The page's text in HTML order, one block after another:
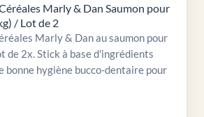
Marly & Dan Saumon pour
/ Lot de 2
Marly & Dan au saumon pour
de 2x. Stick à base d'ingrédients
bonne hygiène bucco-dentaire pour